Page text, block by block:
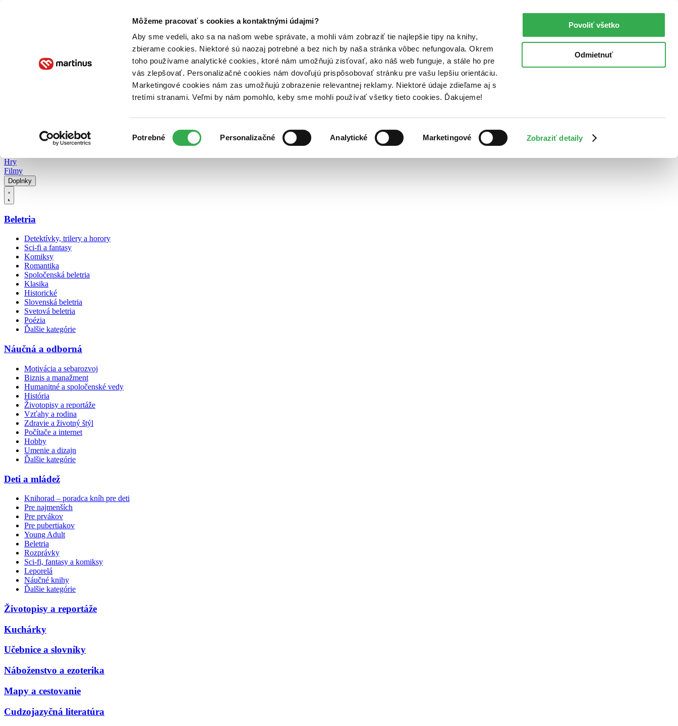
Môžeme pracovať s cookies a kontaktnými údajmi?
Aby sme vedeli, ako sa na našom webe správate, a mohli vám zobraziť tie najlepšie tipy na knihy,
zbierame cookies. Niektoré sú naozaj potrebné a bez nich by naša stránka vôbec nefungovala. Okrem
toho používame analytické cookies, ktoré nám umožňujú zisťovať, ako náš web funguje, a stále ho pre
vás zlepšovať. Personalizačné cookies nám dovoľujú prispôsobovať stránku pre vašu lepšiu orientáciu.
Marketingové cookies nám zas umožňujú zobrazenie relevantnej reklamy. Niektoré údaje zdieľame aj s
tretími stranami. Veľmi by nám pomohlo, keby sme mohli používať všetky tieto cookies. Ďakujeme!
súhlasu
Potrebné Personalizačné Analytické Marketingové Zobraziť detaily
Povoliť všetko
Odmietnuť
Poukážky Kontakt
Hry
Filmy
Doplnky
Beletria
Detektívky, trilery a horory
Sci-fi a fantasy
Komiksy
Romantika
Spoločenská beletria
Klasika
Historické
Slovenská beletria
Svetová beletria
Poézia
Ďalšie kategórie
Náučná a odborná
Motivácia a sebarozvoj
Biznis a manažment
Humanitné a spoločenské vedy
História
Životopisy a reportáže
Vzťahy a rodina
Zdravie a životný štýl
Počítače a internet
Hobby
Umenie a dizajn
Ďalšie kategórie
Deti a mládež
Knihorad – poradca kníh pre deti
Pre najmenších
Pre prvákov
Pre pubertiakov
Young Adult
Beletria
Rozprávky
Sci-fi, fantasy a komiksy
Leporelá
Náučné knihy
Ďalšie kategórie
Životopisy a reportáže
Kuchárky
Učebnice a slovníky
Náboženstvo a ezoterika
Mapy a cestovanie
Cudzojazyčná literatúra